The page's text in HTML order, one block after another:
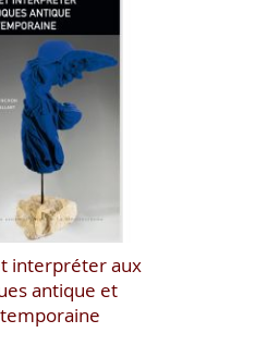
interpréter aux
antique et